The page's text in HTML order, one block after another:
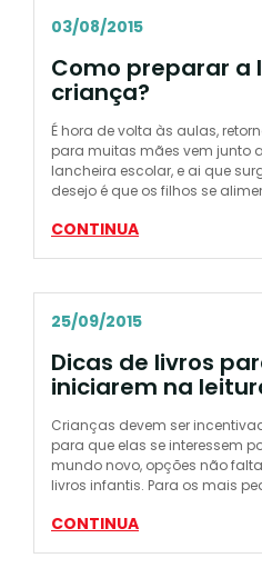
03/08/2015
Como preparar a
criança?
É hora de volta às aulas,
para muitas mães vem junto
lancheira escolar, e ai que
desejo é que os filhos se
CONTINUA
25/09/2015
Dicas de livros
iniciarem na
Crianças devem ser
para que elas se interessem
mundo novo, opções não
livros infantis. Para os mais
CONTINUA